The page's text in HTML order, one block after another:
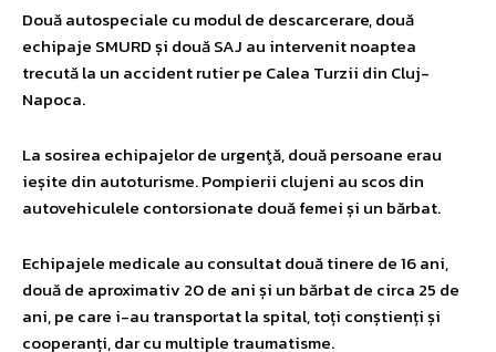
Două autospeciale cu modul de descarcerare, două
echipaje SMURD și două SAJ au intervenit noaptea
trecută la un accident rutier pe Calea Turzii din Cluj-
Napoca.
La sosirea echipajelor de urgenţă, două persoane erau
ieșite din autoturisme. Pompierii clujeni au scos din
autovehiculele contorsionate două femei și un bărbat.
Echipajele medicale au consultat două tinere de 16 ani,
două de aproximativ 20 de ani și un bărbat de circa 25 de
ani, pe care i-au transportat la spital, toți conștienți și
cooperanți, dar cu multiple traumatisme.